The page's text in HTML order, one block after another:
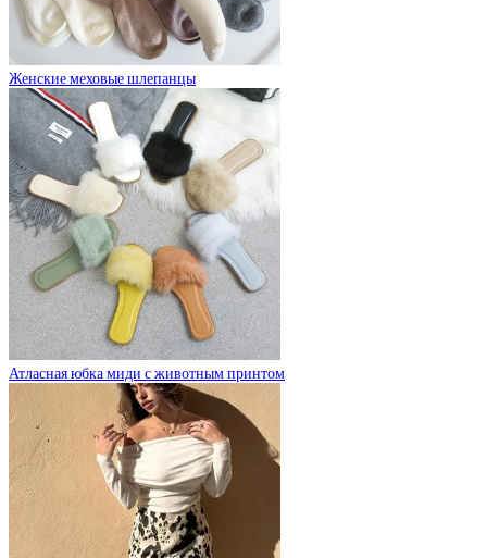
Женские меховые шлепанцы
Атласная юбка миди с животным принтом